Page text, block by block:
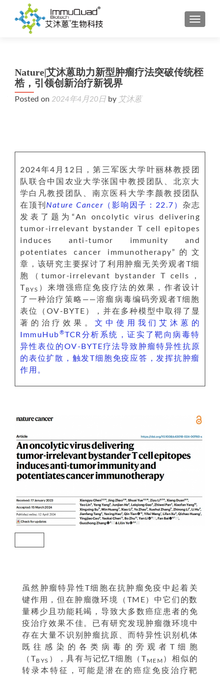
Nature|艾沐蒽助力新型肿瘤疗法突破传统桎
梏，引领创新治疗新视界
Posted on 2024年4月20日 by 艾沐蒽
2024年4月12日，第三军医大学叶丽林教授团
队联合中国农业大学张国中教授团队、北京大
学白凡教授团队、南京医科大学李颜教授团队
在顶刊 Nature Cancer （影响因子：22.7） 杂志
发表了题为“An oncolytic virus delivering
tumor-irrelevant bystander T cell epitopes
induces anti-tumor immunity and
potentiates cancer immunotherapy”的文
章，该研究主要探讨了利用肿瘤无关旁观者T细
胞（tumor-irrelevant bystander T cells，
TBYS ）来增强癌症免疫疗法的效果，作者设计
了一种治疗策略——溶瘤病毒编码旁观者T细胞
表位（OV-BYTE），并在多种模型中取得了显
著的治疗效果。文中使用我们艾沐蒽的
ImmuHub®TCR分析系统，证实了靶向病毒特
异性表位的OV-BYTE疗法导致肿瘤特异性抗原
的表位扩散，触发T细胞免疫应答，发挥抗肿瘤
作用。
虽然肿瘤特异性T细胞在抗肿瘤免疫中起着关
键作用，但在肿瘤微环境（TME）中它们的数
量稀少且功能耗竭，导致大多数癌症患者的免
疫治疗效果不佳。已有研究发现肿瘤微环境中
存在大量不识别肿瘤抗原、而特异性识别机体
既往感染的各类病毒的旁观者T细胞
（TBYS ），具有与记忆T细胞（TMEM ）相似的
转录本特征，可能是潜在的癌症免疫治疗靶